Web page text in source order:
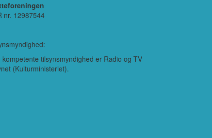
nr. 12987544
kompetente tilsynsmyndighed er Radio og TV-
(Kulturministeriet).